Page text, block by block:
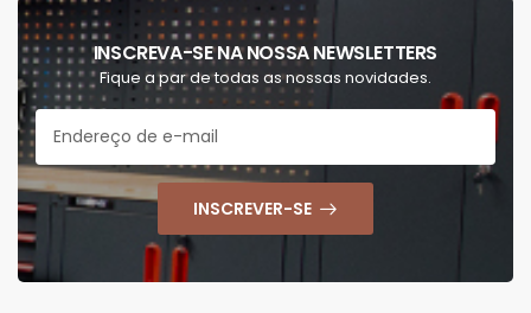
INSCREVA-SE NA NOSSA NEWSLETTERS
Fique a par de todas as nossas novidades.
INSCREVER-SE